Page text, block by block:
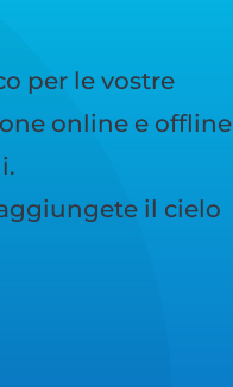
per le vostre
online e offline
il cielo